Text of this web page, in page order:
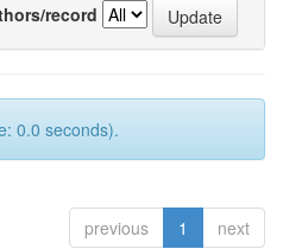
record
0.0 seconds).
previous 1 next